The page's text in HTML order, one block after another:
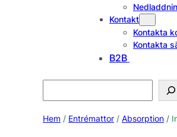
Kontakt
Kontakta
Kontakta
B2B
Hem / Entrémattor / Absorption /